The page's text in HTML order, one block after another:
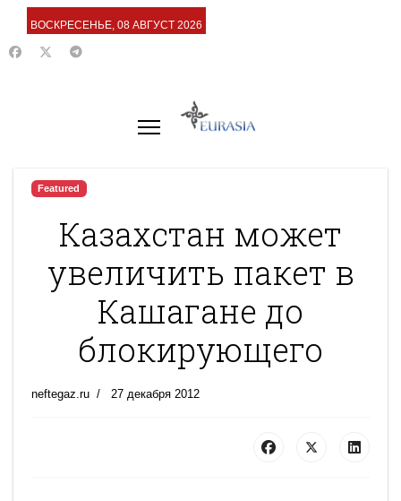
ВОСКРЕСЕНЬЕ, 08 АВГУСТ 2026
Featured
Казахстан может
увеличить пакет в
Кашагане до
блокирующего
neftegaz.ru 27 декабря 2012